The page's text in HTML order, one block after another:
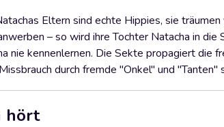
Eltern sind echte Hippies, sie
– so wird ihre Tochter Natacha in
nie kennenlernen. Die Sekte propagiert die
durch fremde "Onkel" und
hört